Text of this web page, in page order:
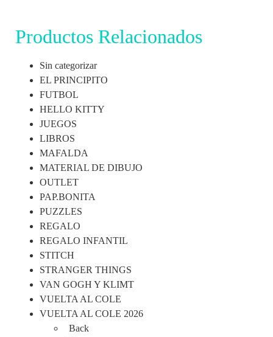
Productos Relacionados
Sin categorizar
EL PRINCIPITO
FUTBOL
HELLO KITTY
JUEGOS
LIBROS
MAFALDA
MATERIAL DE DIBUJO
OUTLET
PAP.BONITA
PUZZLES
REGALO
REGALO INFANTIL
STITCH
STRANGER THINGS
VAN GOGH Y KLIMT
VUELTA AL COLE
VUELTA AL COLE 2026
Back